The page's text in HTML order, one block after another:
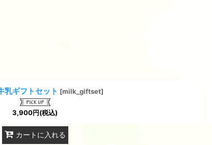
乳ギフトセット [milk_giftset]
3,900円(税込)
カートに入れる